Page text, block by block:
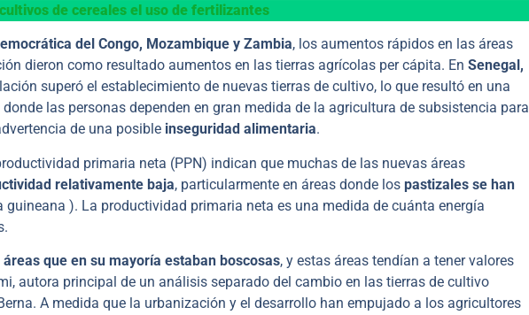
de cereales el uso de fertilizantes
del Congo, Mozambique y Zambia, los aumentos rápidos en las áreas
dieron como resultado aumentos en las tierras agrícolas per cápita. En Senegal,
superó el establecimiento de nuevas tierras de cultivo, lo que resultó en una
las personas dependen en gran medida de la agricultura de subsistencia para
de una posible inseguridad alimentaria.
primaria neta (PPN) indican que muchas de las nuevas áreas
relativamente baja, particularmente en áreas donde los pastizales se han
guineana ). La productividad primaria neta es una medida de cuánta energía
que en su mayoría estaban boscosas, y estas áreas tendían a tener valores
autora principal de un análisis separado del cambio en las tierras de cultivo
A medida que la urbanización y el desarrollo han empujado a los agricultores